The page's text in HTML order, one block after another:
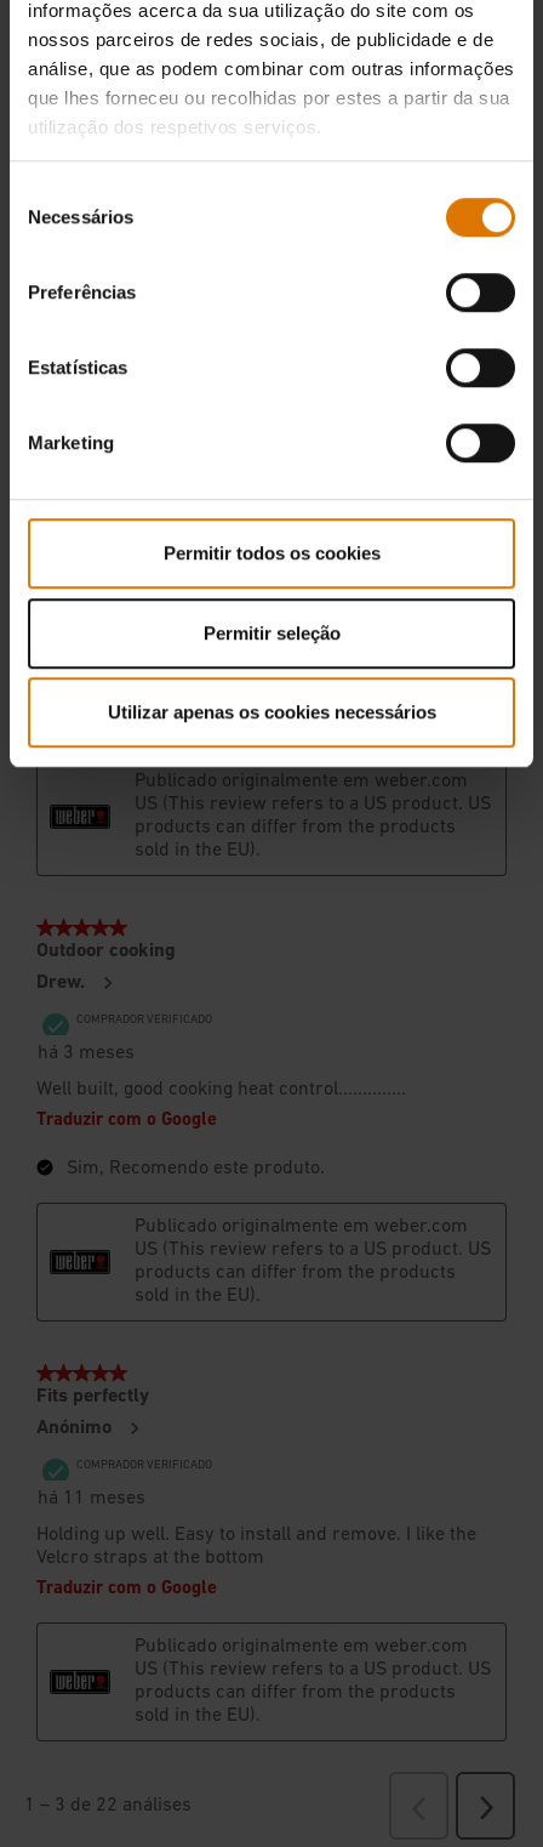
informações acerca da sua utilização do site com os
nossos parceiros de redes sociais, de publicidade e de
análise, que as podem combinar com outras informações
que lhes forneceu ou recolhidas por estes a partir da sua
utilização dos respetivos serviços.
Necessários
Preferências
Estatísticas
Marketing
Permitir todos os cookies
Permitir seleção
Utilizar apenas os cookies necessários